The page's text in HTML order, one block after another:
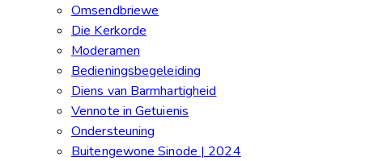
Omsendbriewe
Die Kerkorde
Moderamen
Bedieningsbegeleiding
Diens van Barmhartigheid
Vennote in Getuienis
Ondersteuning
Buitengewone Sinode | 2024